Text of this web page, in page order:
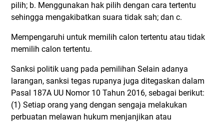
pilih; b. Menggunakan hak pilih dengan cara tertentu
sehingga mengakibatkan suara tidak sah; dan c.
Mempengaruhi untuk memilih calon tertentu atau tidak
memilih calon tertentu.
Sanksi politik uang pada pemilihan Selain adanya
larangan, sanksi tegas rupanya juga ditegaskan dalam
Pasal 187A UU Nomor 10 Tahun 2016, sebagai berikut:
(1) Setiap orang yang dengan sengaja melakukan
perbuatan melawan hukum menjanjikan atau